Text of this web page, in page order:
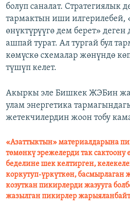
болуп саналат. Стратегиялык
тармактын иши илгерилебей,
өнүктүрүүгө дем берет»
ашпай турат. Ал тургай бул
көмүскө схемалар жөнүндө
түшүп келет.
Акыркы эле Бишкек ЖЭБин
улам энергетика
жетекчилердин жоон тобу
«Азаттыктын» материалдарына
төмөнкү эрежелерди так сактоону
беделине шек келтирген,
коркутуп-үркүткөн, басмырлаган
козуткан пикирлерди жазууга
жазылган пикирлер